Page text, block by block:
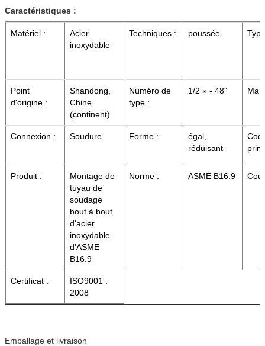
Caractéristiques :
Matériel :
Acier
inoxydable
Techniques : poussée
Point
d'origine :
Shandong,
Chine
(continent)
Numéro de
type :
1/2 » - 48"
Connexion : Soudure Forme :
égal,
réduisant
Produit :
Montage de
tuyau de
soudage
bout à bout
d'acier
inoxydable
d'ASME
B16.9
Norme : ASME B16.9
Certificat :
ISO9001 :
2008
Emballage et livraison